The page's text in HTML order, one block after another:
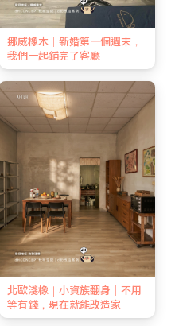
挪威橡木｜新婚第一個週末，
我們一起鋪完了客廳
北歐淺橡｜小資族翻身｜不用
等有錢，現在就能改造家